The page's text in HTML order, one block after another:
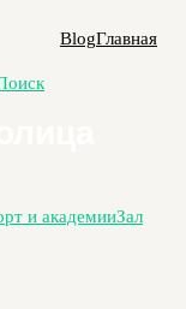
BlogГлавная
и академииЗал